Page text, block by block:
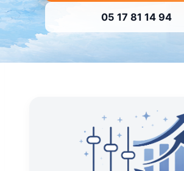
05 17 81 14 94